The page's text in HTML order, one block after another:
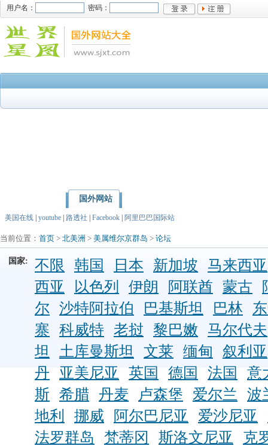
用户名： 密码：
国外网站
美国在线 youtube 路透社 Facebook 阿里巴巴国际站
当前位置： 首页 > 北美洲 > 美属维尔京群岛 > 论坛
国家: 不限 韩国 日本 新加坡
马来西亚
西亚
以色列 伊朗 阿联酋 蒙古
尔
沙特阿拉伯 巴基斯坦 巴林
寨
科威特 老挝 黎巴嫩
马尔代夫
坦
土库曼斯坦 文莱 缅甸
叙利亚
丹
亚美尼亚 英国 德国 法国
意
斯 希腊 丹麦 卢森堡 爱尔兰
波
地利
挪威 阿尔巴尼亚 爱沙尼亚
法罗群岛
梵蒂冈 斯洛文尼亚
克